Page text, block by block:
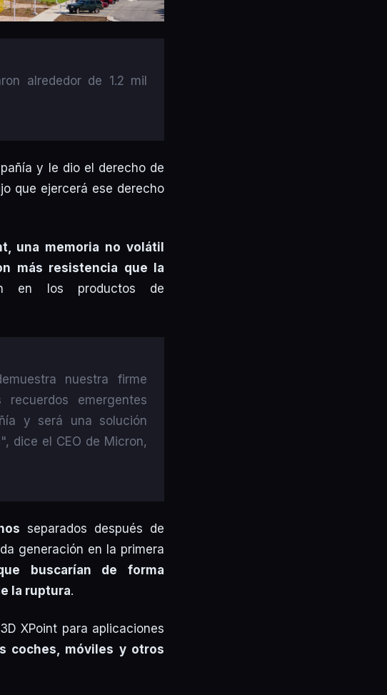
alrededor de 1.2 mil
y le dio el derecho de
que ejercerá ese derecho
una memoria no volátil
más resistencia que la
en los productos de
nuestra firme
emergentes
y será una solución
dice el CEO de Micron,
separados después de
generación en la primera
buscarían de forma
la ruptura.
XPoint para aplicaciones
coches, móviles y otros